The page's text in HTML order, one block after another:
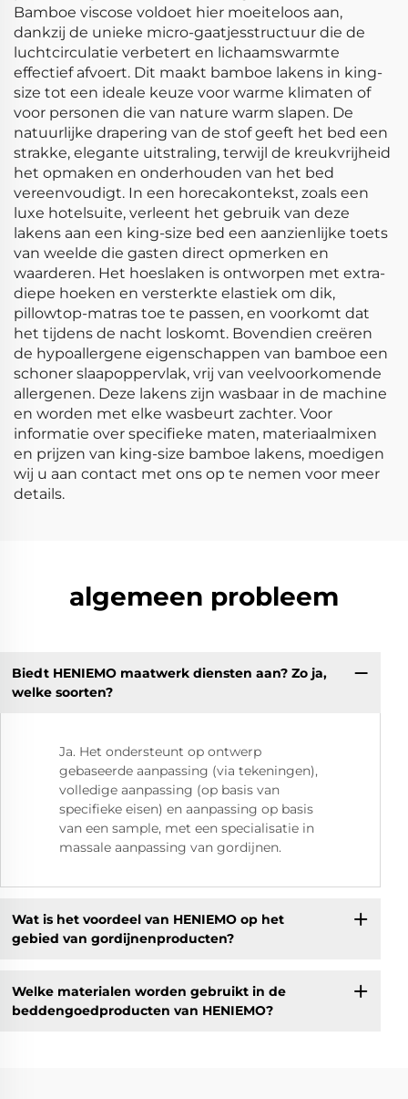
Bamboe viscose voldoet hier moeiteloos aan,
dankzij de unieke micro-gaatjesstructuur die de
luchtcirculatie verbetert en lichaamswarmte
effectief afvoert. Dit maakt bamboe lakens in king-
size tot een ideale keuze voor warme klimaten of
voor personen die van nature warm slapen. De
natuurlijke drapering van de stof geeft het bed een
strakke, elegante uitstraling, terwijl de kreukvrijheid
het opmaken en onderhouden van het bed
vereenvoudigt. In een horecakontekst, zoals een
luxe hotelsuite, verleent het gebruik van deze
lakens aan een king-size bed een aanzienlijke toets
van weelde die gasten direct opmerken en
waarderen. Het hoeslaken is ontworpen met extra-
diepe hoeken en versterkte elastiek om dik,
pillowtop-matras toe te passen, en voorkomt dat
het tijdens de nacht loskomt. Bovendien creëren
de hypoallergene eigenschappen van bamboe een
schoner slaapoppervlak, vrij van veelvoorkomende
allergenen. Deze lakens zijn wasbaar in de machine
en worden met elke wasbeurt zachter. Voor
informatie over specifieke maten, materiaalmixen
en prijzen van king-size bamboe lakens, moedigen
wij u aan contact met ons op te nemen voor meer
details.
algemeen probleem
Biedt HENIEMO maatwerk diensten aan? Zo ja,
welke soorten?
Ja. Het ondersteunt op ontwerp
gebaseerde aanpassing (via tekeningen),
volledige aanpassing (op basis van
specifieke eisen) en aanpassing op basis
van een sample, met een specialisatie in
massale aanpassing van gordijnen.
Wat is het voordeel van HENIEMO op het
gebied van gordijnenproducten?
Welke materialen worden gebruikt in de
beddengoedproducten van HENIEMO?